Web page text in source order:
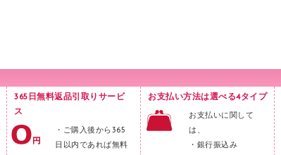
365日無料返品引取りサービ
ス
・ご購入後から365
日以内であれば無料
お支払い方法は選べる4タイプ
お支払いに関して
は、
・銀行振込み